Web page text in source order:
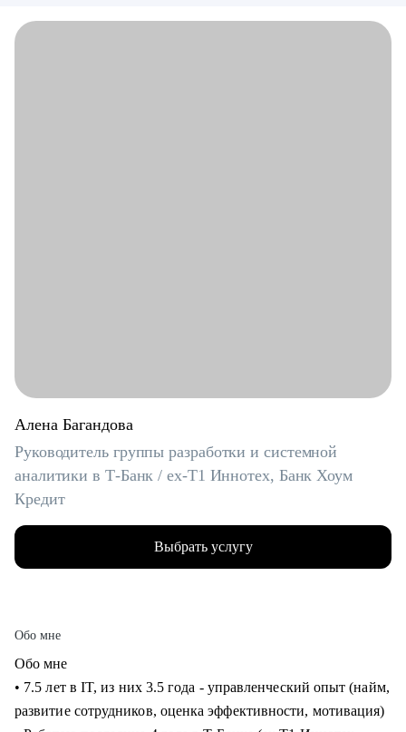
Алена Багандова
Руководитель группы разработки и системной
аналитики в Т-Банк / ex-T1 Иннотех, Банк Хоум
Кредит
Выбрать услугу
Обо мне
Обо мне
• 7.5 лет в IT, из них 3.5 года - управленческий опыт (найм,
развитие сотрудников, оценка эффективности, мотивация)